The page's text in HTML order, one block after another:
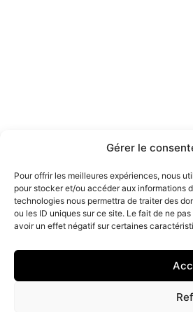
Gérer le
Pour offrir les meilleures expériences, nous
pour stocker et/ou accéder aux informations
technologies nous permettra de traiter des
ou les ID uniques sur ce site. Le fait de ne
avoir un effet négatif sur certaines